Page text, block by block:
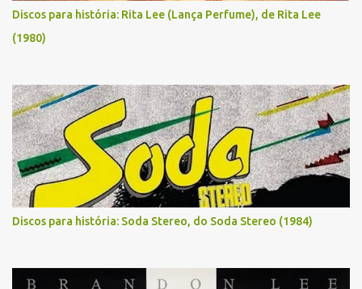
Discos para história: Rita Lee (Lança Perfume), de Rita Lee
(1980)
Discos para história: Soda Stereo, do Soda Stereo (1984)